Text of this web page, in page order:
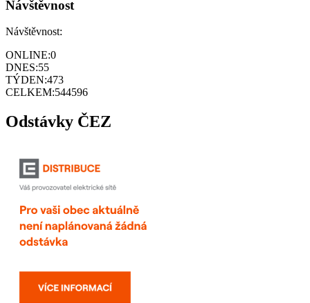
Návštěvnost
Návštěvnost:
ONLINE:0
DNES:55
TÝDEN:473
CELKEM:544596
Odstávky ČEZ